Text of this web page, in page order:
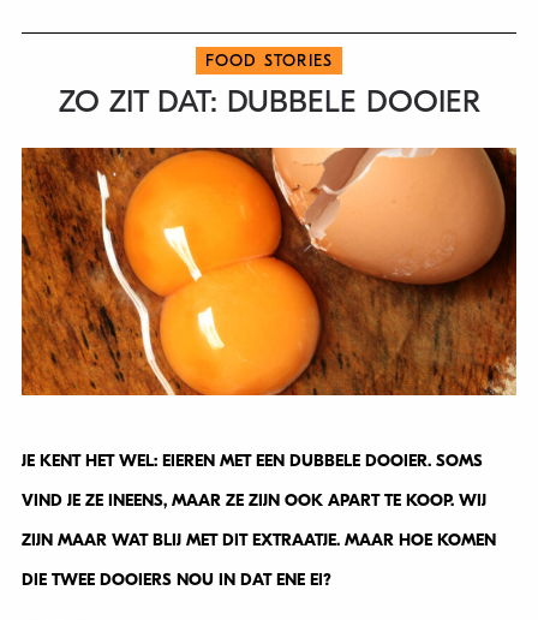
FOOD STORIES
ZO ZIT DAT: DUBBELE DOOIER
JE KENT HET WEL: EIEREN MET EEN DUBBELE DOOIER. SOMS
VIND JE ZE INEENS, MAAR ZE ZIJN OOK APART TE KOOP. WIJ
ZIJN MAAR WAT BLIJ MET DIT EXTRAATJE. MAAR HOE KOMEN
DIE TWEE DOOIERS NOU IN DAT ENE EI?